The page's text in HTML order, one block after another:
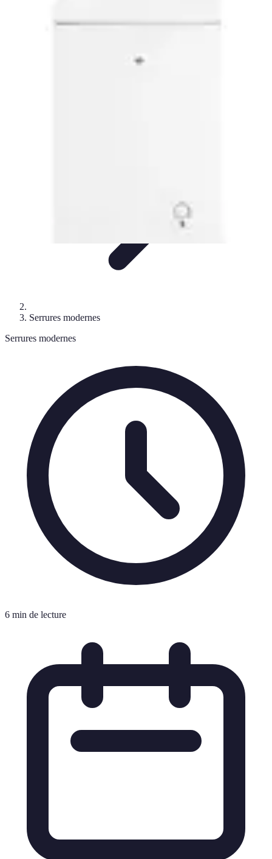
Conseils SécuritéChoix de SerrureTechnologieSécurité des
Serrures modernes
Serrures modernes
6 min de lecture